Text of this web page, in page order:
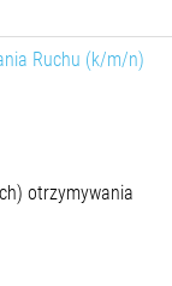
Ruchu (k/m/n)
otrzymywania